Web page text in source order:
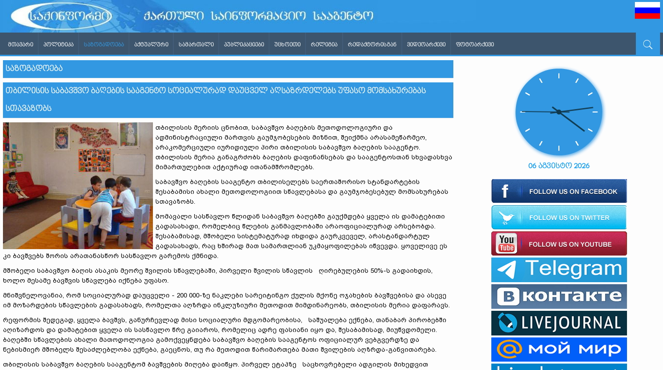
ᲛᲗᲐᲕᲐᲠᲘ ᲞᲝᲚᲘᲢᲘᲙᲐ ᲡᲐᲖᲝᲒᲐᲓᲝᲔᲑᲐ ᲐᲥᲢᲣᲐᲚᲣᲠᲘ ᲡᲐᲛᲐᲠᲗᲐᲚᲘ ᲞᲣᲑᲚᲘᲙᲐᲪᲘᲔᲑᲘ ᲣᲪᲮᲝᲔᲗᲘ ᲠᲔᲚᲘᲒᲘᲐ ᲠᲔᲓᲐᲥᲢᲝᲠᲘᲡᲒᲐᲜ ᲕᲘᲓᲔᲝᲐᲠᲥᲘᲕᲘ ᲤᲝᲢᲝᲐᲠᲥᲘᲕᲘ
ᲡᲐᲖᲝᲒᲐᲓᲝᲔᲑᲐ
ᲗᲑᲘᲚᲘᲡᲘᲡ ᲡᲐᲑᲐᲕᲨᲕᲝ ᲑᲐᲦᲔᲑᲘᲡ ᲡᲐᲐᲒᲔᲜᲢᲝ ᲡᲝᲪᲘᲐᲚᲣᲠᲐᲓ ᲓᲐᲣᲪᲕᲔᲚ ᲐᲦᲡᲐᲖᲠᲓᲔᲚᲔᲑᲡ ᲣᲤᲐᲡᲝ ᲛᲝᲛᲡᲐᲮᲣᲠᲔᲑᲐᲡ
ᲡᲗᲐᲕᲐᲖᲝᲑᲡ
თბილისის მერიის ცნობით, საბავშვო ბაღების მეთოდოლოგიური და
ადმინისტრაციული მართვის გაუმჯობესების მიზნით, შეიქმნა არასამეწარმეო,
არაკომერციული იურიდიული პირი თბილისის საბავშვო ბაღების სააგენტო.
თბილისის მერია განაგრძობს ბაღების დაფინანსებას და სააგენტოსთან სხვადასხვა
მიმართულებით აქტიურად ითანამშრომლებს.
საბავშვო ბაღების სააგენტო თბილისელებს საერთაშორისო სტანდარტების
შესაბამისი ახალი მეთოდოლოგიით სწავლებასა და გაუმჯობესებულ მომსახურებას
სთავაზობს.
მომავალი სასწავლო წლიდან საბავშვო ბაღებში გაუქმდება ყველა ის დამატებითი
გადასახადი, რომელბიც წლების განმავლობაში არაოფიციალურად არსებობდა.
შესაბამისად, მშობელი სისტემატურად იხდიდა გაურკვეველ, არასტანდარტულ
გადასახადს, რაც ხშირად მათ სამართლიან უკმაყოფილებას იწვევდა. ყოველივე ეს
კი ბავშვებს შორის არათანასწორ სასწავლო გარემოს ქმნიდა.
მშობელი საბავშვო ბაღის ასაკის მეორე შვილის სწავლებაში, პირველი შვილის სწავლის ღირებულების 50%-ს გადაიხდის,
ხოლო მესამე ბავშვის სწავლება იქნება უფასო.
მნიშვნელოვანია, რომ სოციალურად დაუცველი - 200 000-ზე ნაკლები სარეიტინგო ქულის მქონე ოჯახების ბავშვებისა და ასევე
იმ მოზარდების სწავლების გადასახადს, რომელთა აღზრდა ინკლუზიური მეთოდით მიმდინარეობს, თბილისის მერია დაფარავს.
რეფორმის შედეგად, ყველა ბავშვს, განურჩევლად მისი სოციალური მდგომარეობისა, საშუალება ექნება, თანაბარ პირობებში
აღიზარდოს და დამატებით ყველა ის სასწავლო წრე გაიაროს, რომელიც ადრე ფასიანი იყო და, შესაბამისად, მიუწვდომელი.
ბაღებში სწავლების ახალი მათოდოლოგია გამოქვეყნდება საბავშვო ბაღების სააგენტოს ოფიციალურ ვებგვერდზე და
ნებისმიერ მშობელს შესაძლებლობა ექნება, გაეცნოს, თუ რა მეთოდით წარიმართება მათი შვილების აღზრდა-განვითარება.
თბილისის საბავშვო ბაღების სააგენტომ ბავშვების მიღება დაიწყო. პირველ ეტაპზე საცხოვრებელი ადგილის მიხედვით
06 აგვისტო 2026